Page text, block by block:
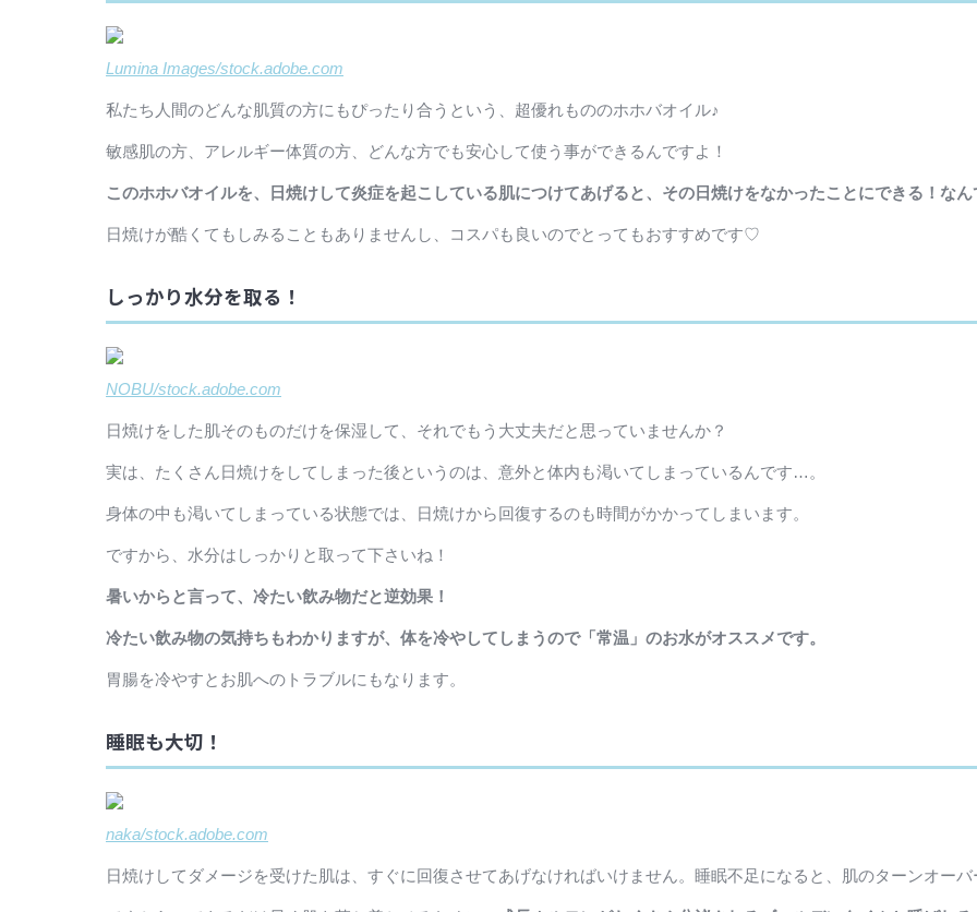
Lumina Images/stock.adobe.com
私たち人間のどんな肌質の方にもぴったり合うという、超優れもののホホバオイル♪
敏感肌の方、アレルギー体質の方、どんな方でも安心して使う事ができるんですよ！
このホホバオイルを、日焼けして炎症を起こしている肌につけてあげると、その日焼けをなかったことにできる！な
日焼けが酷くてもしみることもありませんし、コスパも良いのでとってもおすすめです♡
しっかり水分を取る！
NOBU/stock.adobe.com
日焼けをした肌そのものだけを保湿して、それでもう大丈夫だと思っていませんか？
実は、たくさん日焼けをしてしまった後というのは、意外と体内も渇いてしまっているんです…。
身体の中も渇いてしまっている状態では、日焼けから回復するのも時間がかかってしまいます。
ですから、水分はしっかりと取って下さいね！
暑いからと言って、冷たい飲み物だと逆効果！
冷たい飲み物の気持ちもわかりますが、体を冷やしてしまうので「常温」のお水がオススメです。
胃腸を冷やすとお肌へのトラブルにもなります。
睡眠も大切！
naka/stock.adobe.com
日焼けしてダメージを受けた肌は、すぐに回復させてあげなければいけません。睡眠不足になると、肌のターンオーバ